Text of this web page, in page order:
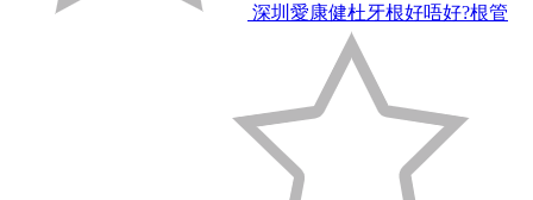
深圳愛康健杜牙根好唔好?根管